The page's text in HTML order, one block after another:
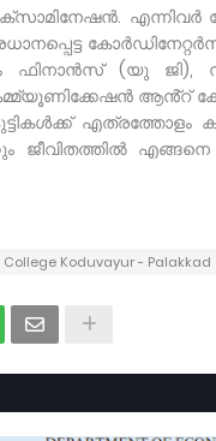
പ്രധാനപ്പെട്ട
ഫിനാൻസ് (യു ജി),
ആൻ്റ്
എത്രത്തോളം
ജീവിതത്തിൽ
Koduvayur - Palakkad